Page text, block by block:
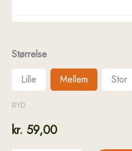
Størrelse
Lille
Mellem Stor
RYD
kr. 59,00